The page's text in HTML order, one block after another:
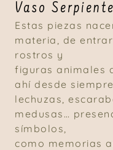
Vaso
Estas piezas
materia, de
rostros y
figuras animales
ahí desde
lechuzas,
medusas…
símbolos,
como memorias